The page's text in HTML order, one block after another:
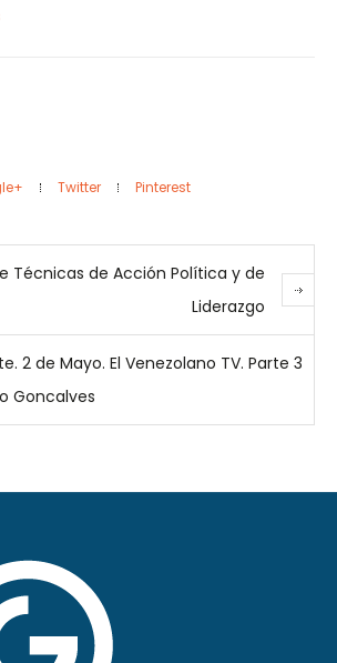
Twitter Pinterest
Técnicas de Acción Política y de
Liderazgo
2 de Mayo. El Venezolano TV. Parte 3
Goncalves